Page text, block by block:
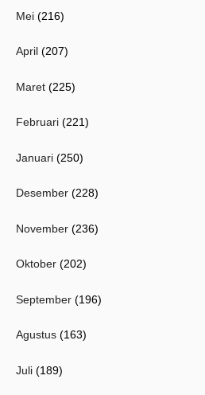
Mei (216)
April (207)
Maret (225)
Februari (221)
Januari (250)
Desember (228)
November (236)
Oktober (202)
September (196)
Agustus (163)
Juli (189)